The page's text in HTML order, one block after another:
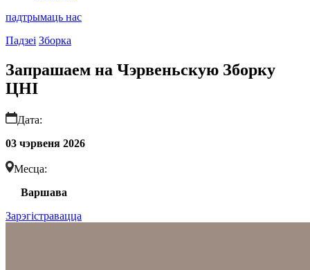
падтрымаць нас
Падзеі Зборка
Запрашаем на Чэрвеньскую Зборку
ЦНІ
Дата:
03 чэрвеня 2026
Месца:
Варшава
Зарэгістравацца